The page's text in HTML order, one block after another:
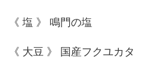
《 塩 》 鳴門の塩
《 大豆 》 国産フクユカタ